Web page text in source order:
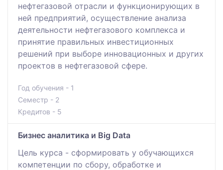
нефтегазовой отрасли и функционирующих в
ней предприятий, осуществление анализа
деятельности нефтегазового комплекса и
принятие правильных инвестиционных
решений при выборе инновационных и других
проектов в нефтегазовой сфере.
Год обучения - 1
Семестр - 2
Кредитов - 5
Бизнес аналитика и Big Data
Цель курса - сформировать у обучающихся
компетенции по сбору, обработке и